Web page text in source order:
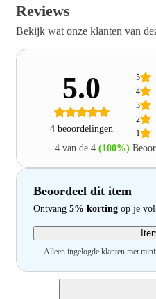
Reviews
Bekijk wat onze klanten van
5.0
4 beoordelingen 1
2
3
4
5
4 van de 4 (100%)
Beoordeel dit item
Ontvang 5% korting op je
Alleen ingelogde klanten met